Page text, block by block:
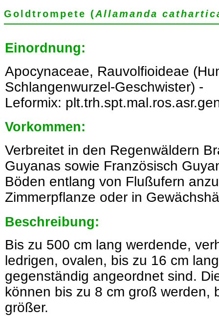
Goldtrompete (Allamanda
Einordnung:
Apocynaceae, Rauvolfioideae
Schlangenwurzel-Geschwister) -
Leformix:
Vorkommen:
Verbreitet in den Regenwäldern
Guyanas sowie Französisch
Böden entlang von Flußufern
Zimmerpflanze oder in
Beschreibung:
Bis zu 500 cm lang werdende,
ledrigen, ovalen, bis zu 16 cm
gegenständig angeordnet sind.
können bis zu 8 cm groß werden,
größer.